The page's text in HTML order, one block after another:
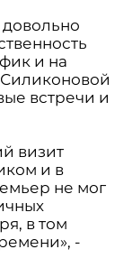
и на
встречи и
визит
и в
не мог
в том
-